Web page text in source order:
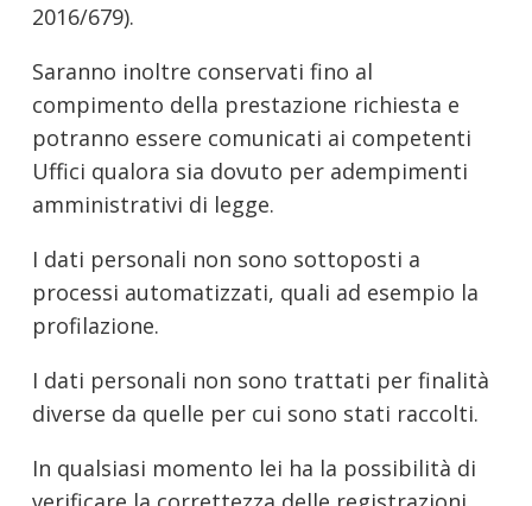
2016/679).
Saranno inoltre conservati fino al
compimento della prestazione richiesta e
potranno essere comunicati ai competenti
Uffici qualora sia dovuto per adempimenti
amministrativi di legge.
I dati personali non sono sottoposti a
processi automatizzati, quali ad esempio la
profilazione.
I dati personali non sono trattati per finalità
diverse da quelle per cui sono stati raccolti.
In qualsiasi momento lei ha la possibilità di